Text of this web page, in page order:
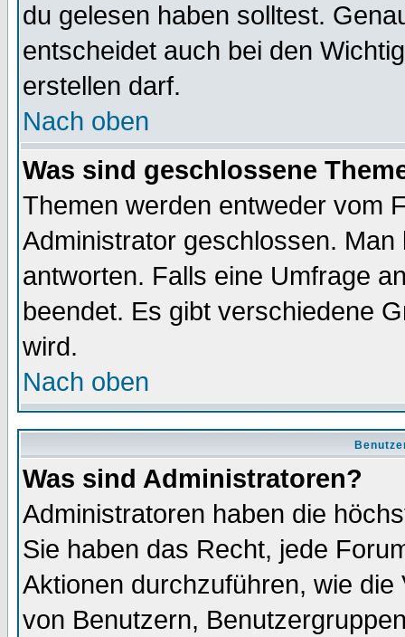
du gelesen haben solltest.
entscheidet auch bei den
erstellen darf.
Nach oben
Was sind geschlossene
Themen werden entweder vom
Administrator geschlossen.
antworten. Falls eine Umfrage
beendet. Es gibt verschiedene
wird.
Nach oben
Was sind Administratoren?
Administratoren haben die
Sie haben das Recht, jede
Aktionen durchzuführen, wie
von Benutzern,